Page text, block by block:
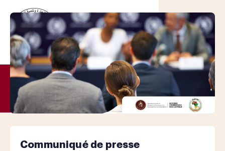
Communiqué de presse